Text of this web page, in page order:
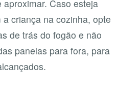
aproximar. Caso esteja
criança na cozinha, opte
de trás do fogão e não
panelas para fora, para